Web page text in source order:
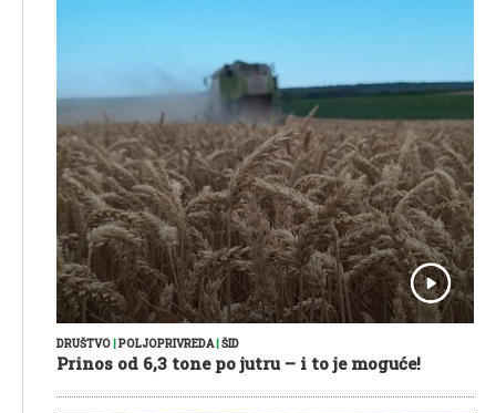
DRUŠTVO|POLJOPRIVREDA|ŠID
Prinos od 6,3 tone po jutru – i to je moguće!